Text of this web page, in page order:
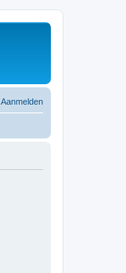
Aanmelden